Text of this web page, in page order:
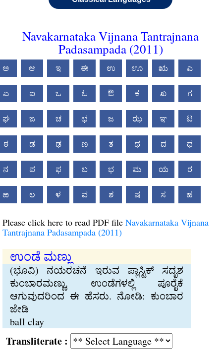
Navakarnataka Vijnana Tantrajnana
Padasampada (2011)
ಅ ಆ ಇ ಈ ಉ ಊ ಋ ಎ
ಏ ಐ ಒ ಓ ಔ ಕ ಖ ಗ
ಘ ಙ ಚ ಛ ಜ ಝ ಞ ಟ
ಠ ಡ ಢ ಣ ತ ಥ ದ ಧ
ನ ಪ ಫ ಬ ಭ ಮ ಯ ರ
ಱ ಲ ಳ ವ ಶ ಷ ಸ ಹ
Please click here to read PDF file Navakarnataka Vijnana
Tantrajnana Padasampada (2011)
ಉಂಡೆ ಮಣ್ಣು
(ಭೂವಿ) ನಯರಚನೆ ಇರುವ ಪ್ಲಾಸ್ಟಿಕ್ ಸದೃಶ
ಕುಂಬಾರಮಣ್ಣು. ಉಂಡೆಗಳಲ್ಲಿ ಪೂರೈಕೆ
ಆಗುವುದರಿಂದ ಈ ಹೆಸರು. ನೋಡಿ: ಕುಂಬಾರ
ಜೇಡಿ
ball clay
: